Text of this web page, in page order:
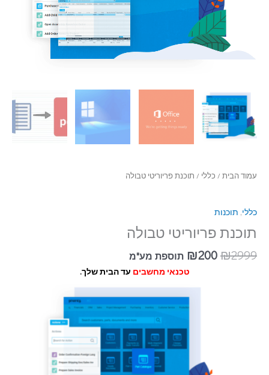
עמוד הבית / כללי / תוכנת פריוריטי טבולה
כללי, תוכנות
תוכנת פריוריטי טבולה
₪2999
₪200 תוספת מע"מ
טכנאי מחשבים עד הבית שלך.